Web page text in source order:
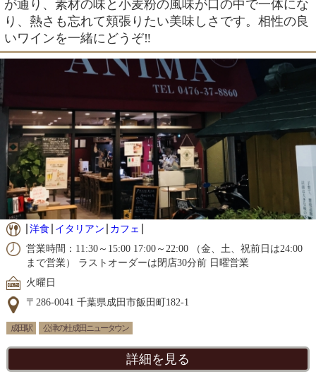
が通り、素材の味と小麦粉の風味が口の中で一体にな
り、熱さも忘れて頬張りたい美味しさです。相性の良
いワインを一緒にどうぞ‼︎
洋食 イタリアン
カフェ
営業時間：11:30～15:00 17:00～22:00 （金、土、祝前日は24:00
まで営業） ラストオーダーは閉店30分前 日曜営業
火曜日
〒286-0041 千葉県成田市飯田町182-1
成田駅 公津の杜 成田ニュータウン
詳細を見る